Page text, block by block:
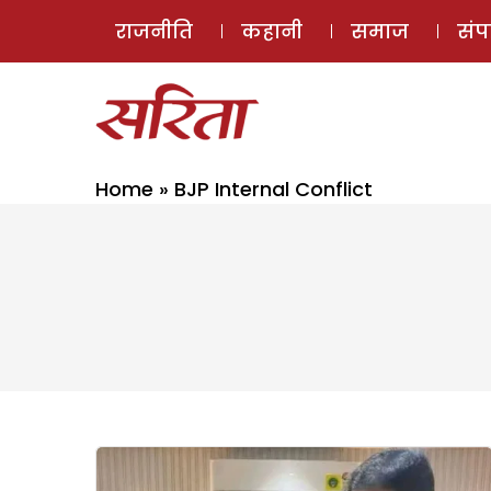
राजनीति कहानी समाज
Home » BJP Internal Conflict